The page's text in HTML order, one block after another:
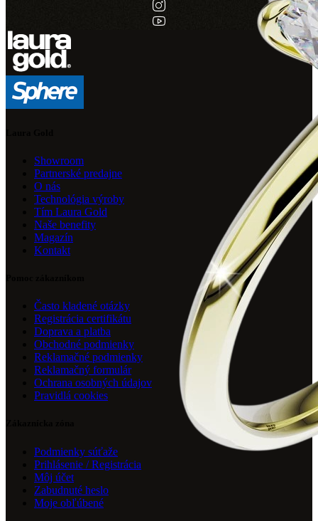
Showroom
Partnerské predajne
O nás
Technológia výroby
Tím Laura Gold
Naše benefity
Magazín
Kontakt
Často kladené otázky
Registrácia certifikátu
Doprava a platba
Obchodné podmienky
Reklamačné podmienky
Reklamačný formulár
Ochrana osobných údajov
Pravidlá cookies
Podmienky súťaže
Prihlásenie / Registrácia
Môj účet
Zabudnuté heslo
Moje obľúbené